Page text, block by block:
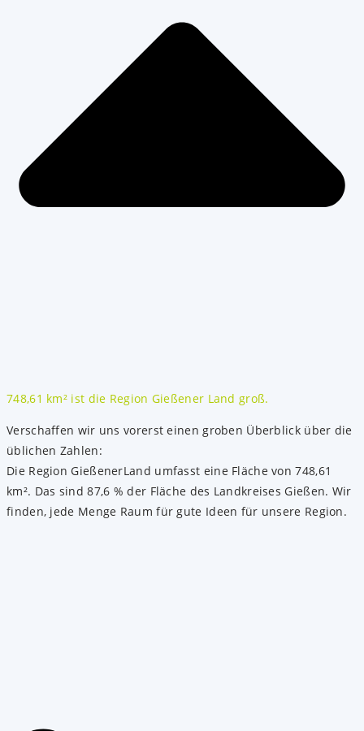
748,61 km² ist die Region Gießener Land groß.
Verschaffen wir uns vorerst einen groben Überblick über die
üblichen Zahlen:
Die Region GießenerLand umfasst eine Fläche von 748,61
km². Das sind 87,6 % der Fläche des Landkreises Gießen. Wir
finden, jede Menge Raum für gute Ideen für unsere Region.